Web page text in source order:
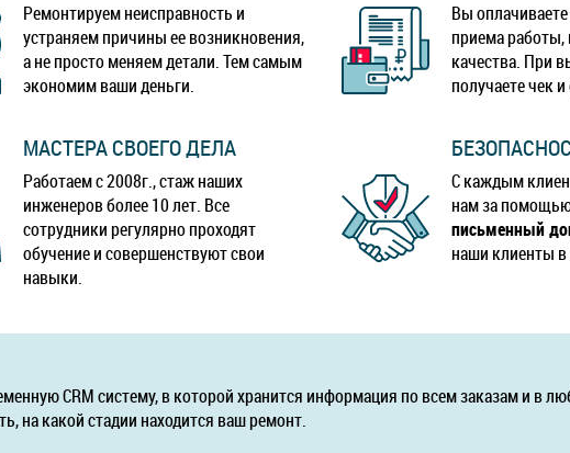
Ремонтируем неисправность и
устраняем причины ее возникновения,
а не просто меняем детали. Тем самым
экономим ваши деньги.
Вы
приема работы,
качества. При
получаете чек
МАСТЕРА СВОЕГО ДЕЛА
Работаем с 2008г., стаж наших
инженеров более 10 лет. Все
сотрудники регулярно проходят
обучение и совершенствуют свои
навыки.
С каждым
нам за
письменный
наши клиенты в
CRM систему, в которой хранится информация по всем заказам и в
на какой стадии находится ваш ремонт.